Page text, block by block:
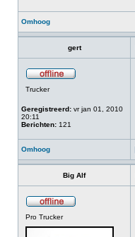
Omhoog
gert
Trucker
Geregistreerd: vr jan 01, 2010
20:11
Berichten: 121
Omhoog
Big Alf
Pro Trucker